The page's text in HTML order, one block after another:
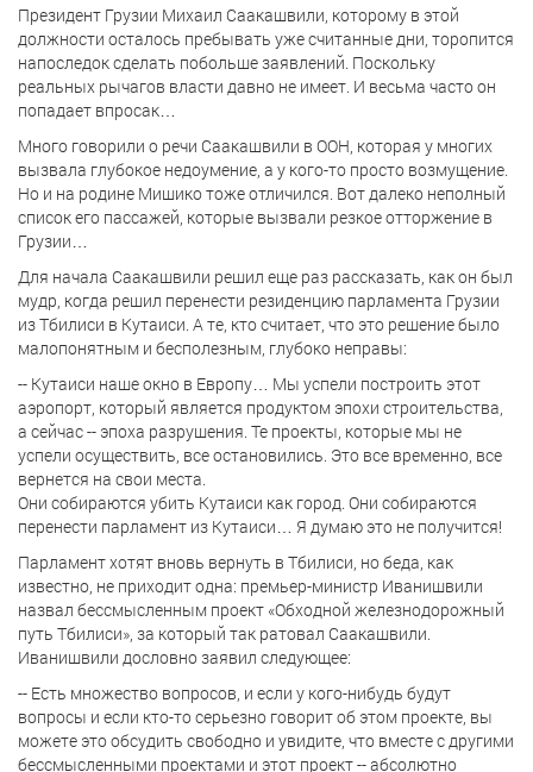
Президент Грузии Михаил Саакашвили, которому в этой
должности осталось пребывать уже считанные дни, торопится
напоследок сделать побольше заявлений. Поскольку
реальных рычагов власти давно не имеет. И весьма часто он
попадает впросак…
Много говорили о речи Саакашвили в ООН, которая у многих
вызвала глубокое недоумение, а у кого-то просто возмущение.
Но и на родине Мишико тоже отличился. Вот далеко неполный
список его пассажей, которые вызвали резкое отторжение в
Грузии…
Для начала Саакашвили решил еще раз рассказать, как он был
мудр, когда решил перенести резиденцию парламента Грузии
из Тбилиси в Кутаиси. А те, кто считает, что это решение было
малопонятным и бесполезным, глубоко неправы:
-- Кутаиси наше окно в Европу… Мы успели построить этот
аэропорт, который является продуктом эпохи строительства,
а сейчас -- эпоха разрушения. Те проекты, которые мы не
успели осуществить, все остановились. Это все временно, все
вернется на свои места.
Они собираются убить Кутаиси как город. Они собираются
перенести парламент из Кутаиси… Я думаю это не получится!
Парламент хотят вновь вернуть в Тбилиси, но беда, как
известно, не приходит одна: премьер-министр Иванишвили
назвал бессмысленным проект «Обходной железнодорожный
путь Тбилиси», за который так ратовал Саакашвили.
Иванишвили дословно заявил следующее:
-- Есть множество вопросов, и если у кого-нибудь будут
вопросы и если кто-то серьезно говорит об этом проекте, вы
можете это обсудить свободно и увидите, что вместе с другими
бессмысленными проектами и этот проект -- абсолютно